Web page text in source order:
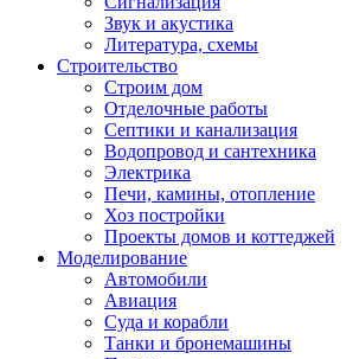
Звук и акустика
Литература, схемы
Строительство
Строим дом
Отделочные работы
Септики и канализация
Водопровод и сантехника
Электрика
Печи, камины, отопление
Хоз постройки
Проекты домов и коттеджей
Моделирование
Автомобили
Авиация
Суда и корабли
Танки и бронемашины